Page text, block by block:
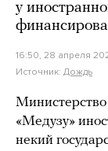
у
16:50, 28 апреля
Источник: Дождь
«Медузу»
некий